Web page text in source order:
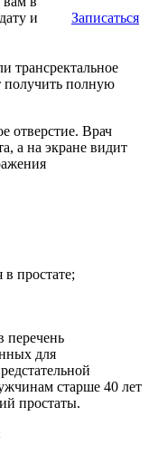
и
Записаться
получить полную
отверстие. Врач
а на экране видит
в простате;
перечень
для
старше 40 лет
простаты.